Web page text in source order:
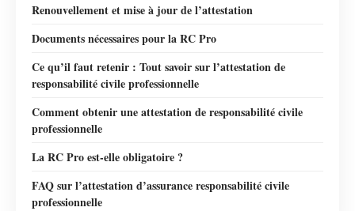
Renouvellement et mise à jour de l’attestation
Documents nécessaires pour la RC Pro
Ce qu’il faut retenir : Tout savoir sur l’attestation de
responsabilité civile professionnelle
Comment obtenir une attestation de responsabilité civile
professionnelle
La RC Pro est-elle obligatoire ?
FAQ sur l’attestation d’assurance responsabilité civile
professionnelle